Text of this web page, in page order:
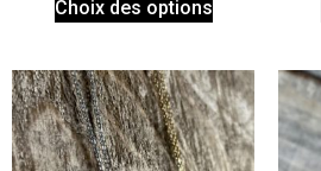
Choix des options